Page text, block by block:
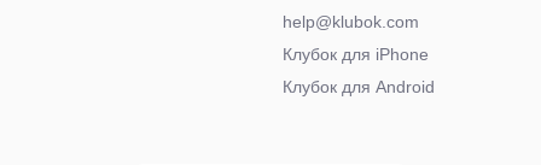
help@klubok.com
Клубок для iPhone
Клубок для Android